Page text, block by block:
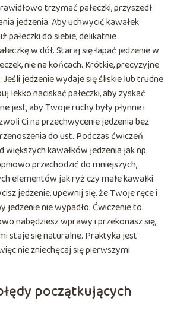
trzymać pałeczki, przyszedł
jedzenia. Aby uchwycić kawałek
pałeczki do siebie, delikatnie
w dół. Staraj się łapać jedzenie w
nie na końcach. Krótkie, precyzyjne
jedzenie wydaje się śliskie lub trudne
lekko naciskać pałeczki, aby zyskać
jest, aby Twoje ruchy były płynne i
Ci na przechwycenie jedzenia bez
do ust. Podczas ćwiczeń
większych kawałków jedzenia jak np.
przechodzić do mniejszych,
elementów jak ryż czy małe kawałki
jedzenie, upewnij się, że Twoje ręce i
jedzenie nie wypadło. Ćwiczenie to
nabędziesz wprawy i przekonasz się,
staje się naturalne. Praktyka jest
nie zniechęcaj się pierwszymi
początkujących